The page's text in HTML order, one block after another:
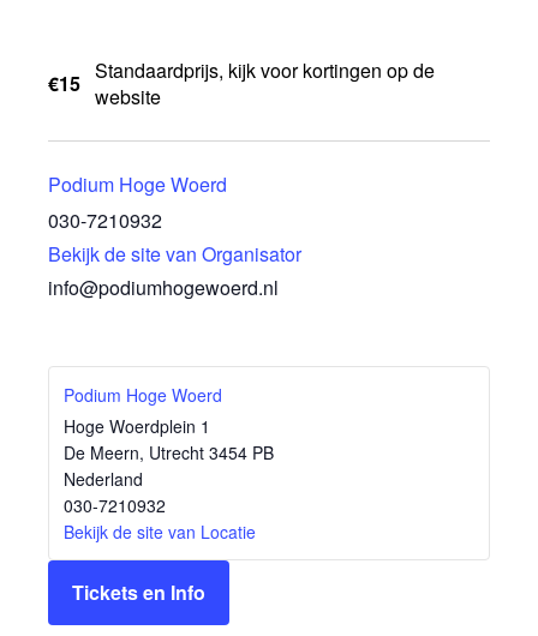
€15 Standaardprijs, kijk voor kortingen op de
website
Podium Hoge Woerd
030-7210932
Bekijk de site van Organisator
info@podiumhogewoerd.nl
Podium Hoge Woerd
Hoge Woerdplein 1
De Meern, Utrecht 3454 PB
Nederland
030-7210932
Bekijk de site van Locatie
Tickets en Info